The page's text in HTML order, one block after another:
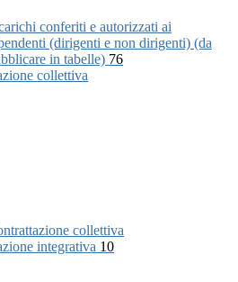
conferiti e autorizzati ai
(dirigenti e non dirigenti) (da
in tabelle) 76
collettiva
collettiva
integrativa 10